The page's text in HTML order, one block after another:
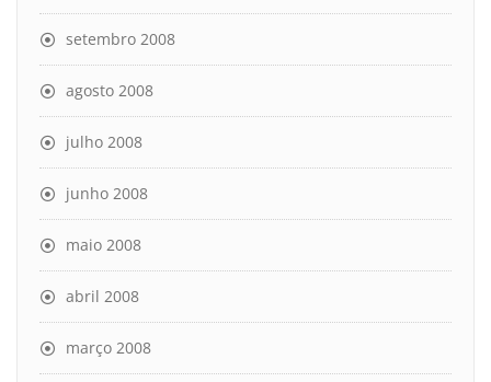
setembro 2008
agosto 2008
julho 2008
junho 2008
maio 2008
abril 2008
março 2008